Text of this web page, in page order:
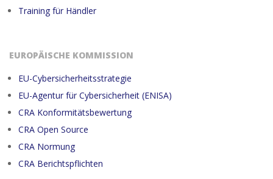
Training für Händler
EUROPÄISCHE KOMMISSION
EU-Cybersicherheitsstrategie
EU-Agentur für Cybersicherheit (ENISA)
CRA Konformitätsbewertung
CRA Open Source
CRA Normung
CRA Berichtspflichten